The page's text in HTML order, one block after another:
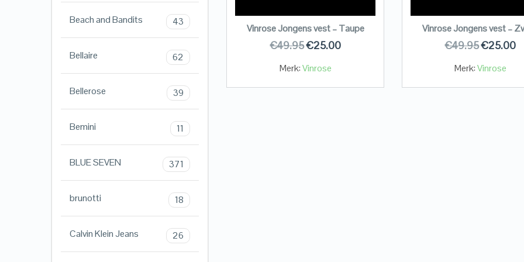
Vinrose Jongens vest – Taupe
€49.95€25.00
Merk:Vinrose
Vinrose Jongens vest –
€49.95€25.00
Merk:Vinrose
Beach and Bandits 43
Bellaire 62
Bellerose 39
Bemini 11
BLUE SEVEN 371
brunotti 18
Calvin Klein Jeans 26